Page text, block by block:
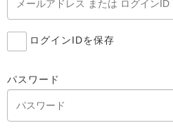
ログインIDを保存
パスワード